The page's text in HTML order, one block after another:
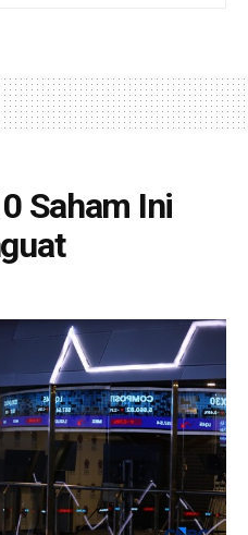
Saham Ini